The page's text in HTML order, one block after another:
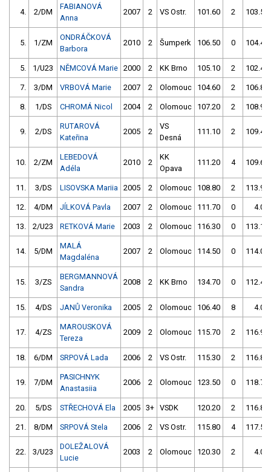
4. 2/DM
FABIANOVÁ
Anna
2007 2 VS Ostr. 101.60 2 103.50
5. 1/ZM
ONDRÁČKOVÁ
Barbora
2010 2 Šumperk 106.50 0 104.40
5. 1/U23 NĚMCOVÁ Marie 2000 2 KK Brno 105.10 2 102.40
7. 3/DM VRBOVÁ Marie 2007 2 Olomouc 104.60 2 106.80
8. 1/DS CHROMÁ Nicol 2004 2 Olomouc 107.20 2 108.90
9. 2/DS
RUTAROVÁ
Kateřina
2005 2
VS
Desná
111.10 2 109.40
10. 2/ZM
LEBEDOVÁ
Adéla
2010 2
KK
Opava
111.20 4 109.60
11. 3/DS LISOVSKA Mariia 2005 2 Olomouc 108.80 2 113.90
12. 4/DM JÍLKOVÁ Pavla 2007 2 Olomouc 111.70 0 4.00
13. 2/U23 RETKOVÁ Marie 2003 2 Olomouc 116.30 0 113.10
14. 5/DM
MALÁ
Magdaléna
2007 2 Olomouc 114.50 0 114.00
15. 3/ZS
BERGMANNOVÁ
Sandra
2008 2 KK Brno 134.70 0 112.40
15. 4/DS JANŮ Veronika 2005 2 Olomouc 106.40 8 4.00
17. 4/ZS
MAROUSKOVÁ
Tereza
2009 2 Olomouc 115.70 2 116.90
18. 6/DM SRPOVÁ Lada 2006 2 VS Ostr. 115.30 2 116.80
19. 7/DM
PASICHNYK
Anastasiia
2006 2 Olomouc 123.50 0 118.70
20. 5/DS STŘECHOVÁ Ela 2005 3+ VSDK 120.20 2 116.80
21. 8/DM SRPOVÁ Stela 2006 2 VS Ostr. 115.80 4 117.50
22. 3/U23
DOLEŽALOVÁ
Lucie
2003 2 Olomouc 120.30 2 4.00